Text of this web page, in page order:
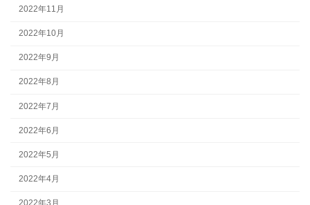
2022年11月
2022年10月
2022年9月
2022年8月
2022年7月
2022年6月
2022年5月
2022年4月
2022年3月